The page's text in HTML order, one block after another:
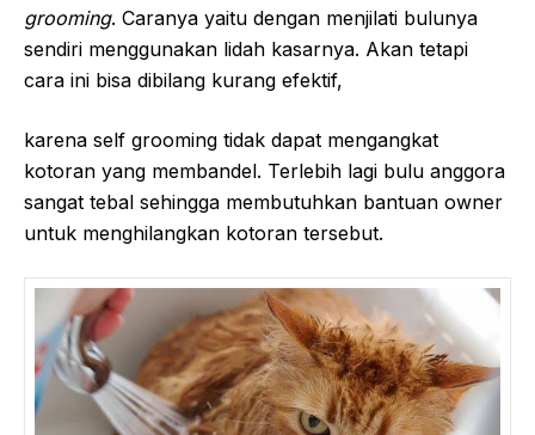
grooming. Caranya yaitu dengan menjilati bulunya
sendiri menggunakan lidah kasarnya. Akan tetapi
cara ini bisa dibilang kurang efektif,
karena self grooming tidak dapat mengangkat
kotoran yang membandel. Terlebih lagi bulu anggora
sangat tebal sehingga membutuhkan bantuan owner
untuk menghilangkan kotoran tersebut.